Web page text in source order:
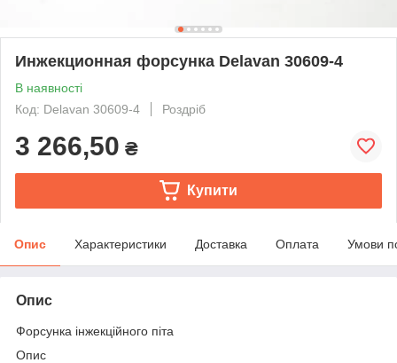
Инжекционная форсунка Delavan 30609-4
В наявності
Код: Delavan 30609-4
Роздріб
3 266,50 ₴
Купити
Опис Характеристики Доставка Оплата Умови
Опис
Форсунка інжекційного піта
Опис